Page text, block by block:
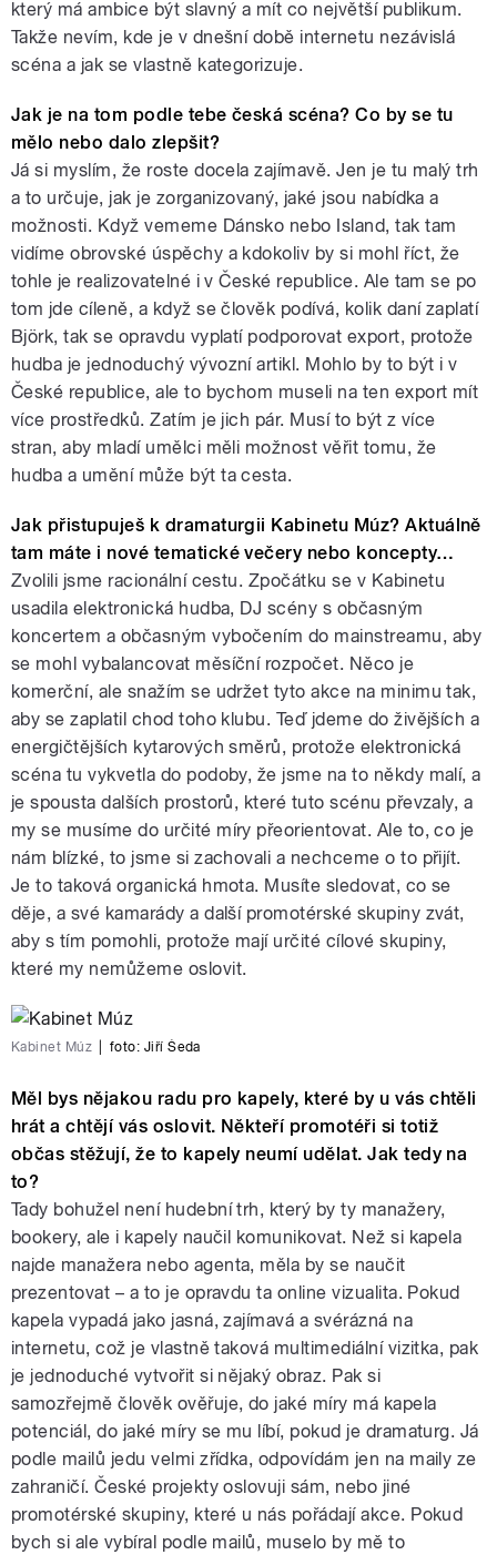
který má ambice být slavný a mít co největší publikum.
Takže nevím, kde je v dnešní době internetu nezávislá
scéna a jak se vlastně kategorizuje.
Jak je na tom podle tebe česká scéna? Co by se tu
mělo nebo dalo zlepšit?
Já si myslím, že roste docela zajímavě. Jen je tu malý trh
a to určuje, jak je zorganizovaný, jaké jsou nabídka a
možnosti. Když vememe Dánsko nebo Island, tak tam
vidíme obrovské úspěchy a kdokoliv by si mohl říct, že
tohle je realizovatelné i v České republice. Ale tam se po
tom jde cíleně, a když se člověk podívá, kolik daní zaplatí
Björk, tak se opravdu vyplatí podporovat export, protože
hudba je jednoduchý vývozní artikl. Mohlo by to být i v
České republice, ale to bychom museli na ten export mít
více prostředků. Zatím je jich pár. Musí to být z více
stran, aby mladí umělci měli možnost věřit tomu, že
hudba a umění může být ta cesta.
Jak přistupuješ k dramaturgii Kabinetu Múz? Aktuálně
tam máte i nové tematické večery nebo koncepty…
Zvolili jsme racionální cestu. Zpočátku se v Kabinetu
usadila elektronická hudba, DJ scény s občasným
koncertem a občasným vybočením do mainstreamu, aby
se mohl vybalancovat měsíční rozpočet. Něco je
komerční, ale snažím se udržet tyto akce na minimu tak,
aby se zaplatil chod toho klubu. Teď jdeme do živějších a
energičtějších kytarových směrů, protože elektronická
scéna tu vykvetla do podoby, že jsme na to někdy malí, a
je spousta dalších prostorů, které tuto scénu převzaly, a
my se musíme do určité míry přeorientovat. Ale to, co je
nám blízké, to jsme si zachovali a nechceme o to přijít.
Je to taková organická hmota. Musíte sledovat, co se
děje, a své kamarády a další promotérské skupiny zvát,
aby s tím pomohli, protože mají určité cílové skupiny,
které my nemůžeme oslovit.
Kabinet Múz foto: Jiří Šeda
Měl bys nějakou radu pro kapely, které by u vás chtěli
hrát a chtějí vás oslovit. Někteří promotéři si totiž
občas stěžují, že to kapely neumí udělat. Jak tedy na
to?
Tady bohužel není hudební trh, který by ty manažery,
bookery, ale i kapely naučil komunikovat. Než si kapela
najde manažera nebo agenta, měla by se naučit
prezentovat – a to je opravdu ta online vizualita. Pokud
kapela vypadá jako jasná, zajímavá a svérázná na
internetu, což je vlastně taková multimediální vizitka, pak
je jednoduché vytvořit si nějaký obraz. Pak si
samozřejmě člověk ověřuje, do jaké míry má kapela
potenciál, do jaké míry se mu líbí, pokud je dramaturg. Já
podle mailů jedu velmi zřídka, odpovídám jen na maily ze
zahraničí. České projekty oslovuji sám, nebo jiné
promotérské skupiny, které u nás pořádají akce. Pokud
bych si ale vybíral podle mailů, muselo by mě to